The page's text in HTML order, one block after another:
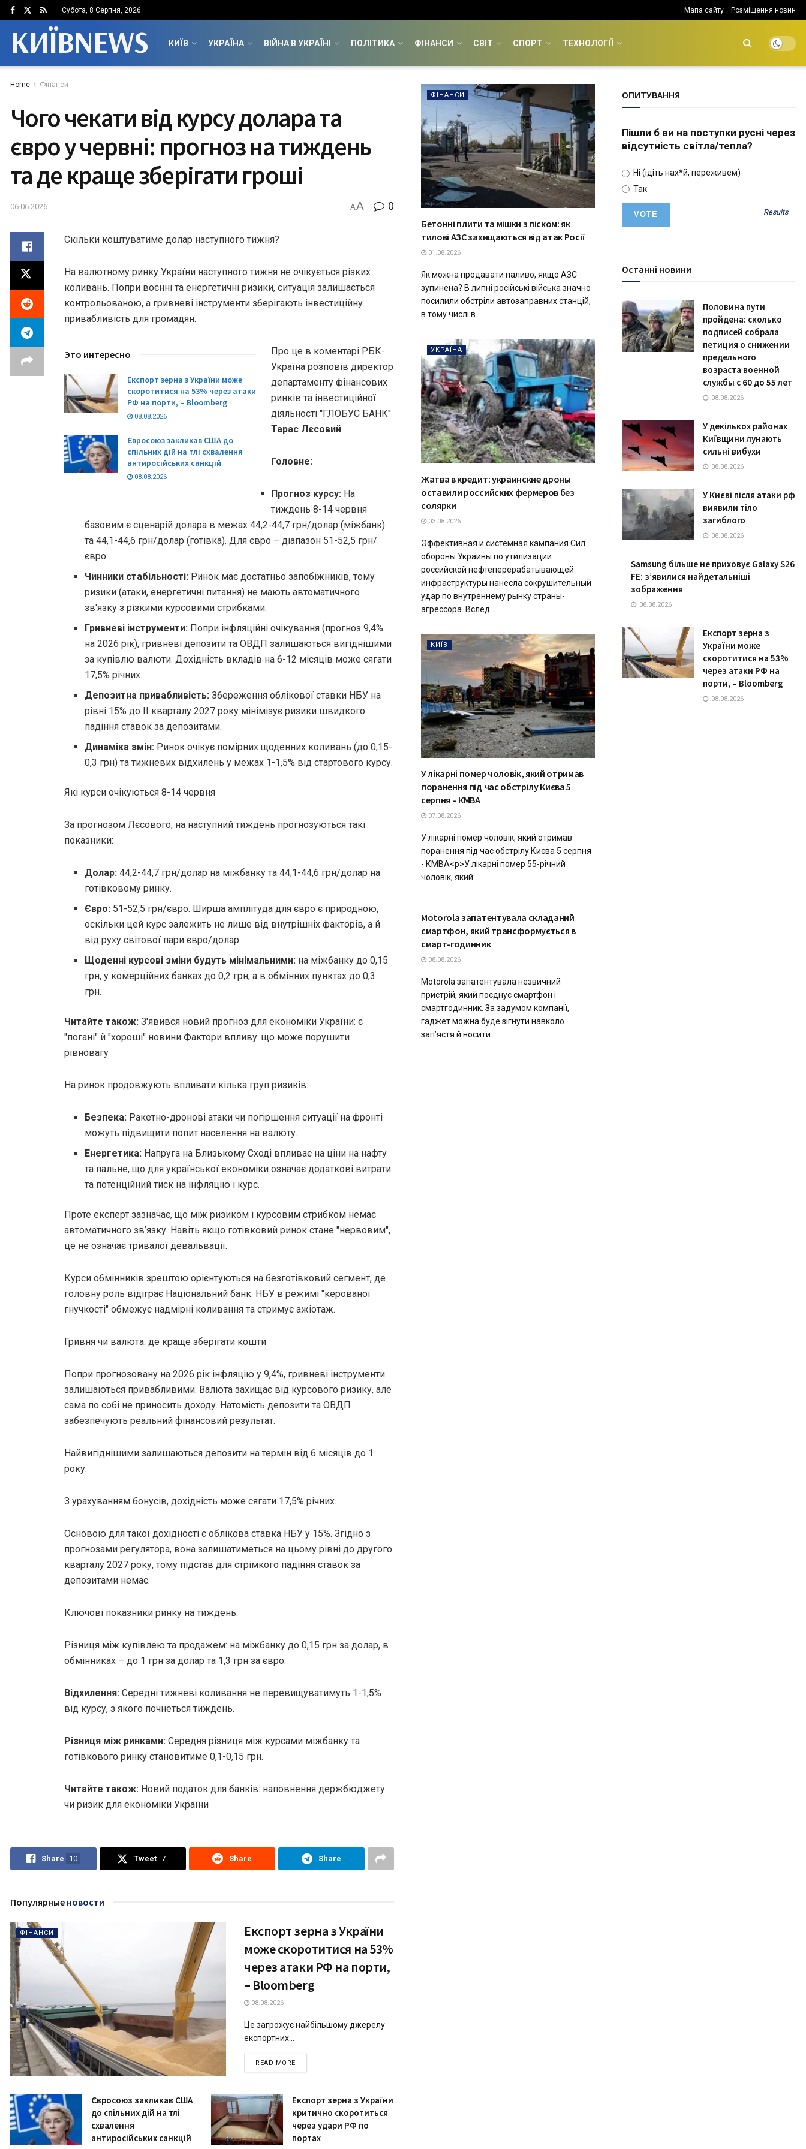
Субота, 8 Серпня, 2026 Мапа сайту Розміщення новин
КИЇВNEWS КИЇВ УКРАЇНА ВІЙНА В УКРАЇНІ ПОЛІТИКА ФІНАНСИ СВІТ СПОРТ ТЕХНОЛОГІЇ
Home Фінанси
Чого чекати від курсу долара та
євро у червні: прогноз на тиждень
та де краще зберігати гроші
06.06.2026 AA 0
Скільки коштуватиме долар наступного тижня?
На валютному ринку України наступного тижня не очікується різких
коливань. Попри воєнні та енергетичні ризики, ситуація залишається
контрольованою, а гривневі інструменти зберігають інвестиційну
привабливість для громадян.
Это интересно
Експорт зерна з України може
скоротитися на 53% через атаки
РФ на порти, – Bloomberg
08.08.2026
Євросоюз закликав США до
спільних дій на тлі схвалення
антиросійських санкцій
08.08.2026
Про це в коментарі РБК-
Україна розповів директор
департаменту фінансових
ринків та інвестиційної
діяльності ''ГЛОБУС БАНК''
Тарас Лєсовий.
Головне:
Прогноз курсу: На
тиждень 8-14 червня
базовим є сценарій долара в межах 44,2-44,7 грн/долар (міжбанк)
та 44,1-44,6 грн/долар (готівка). Для євро – діапазон 51-52,5 грн/
євро.
Чинники стабільності: Ринок має достатньо запобіжників, тому
ризики (атаки, енергетичні питання) не мають автоматичного
зв'язку з різкими курсовими стрибками.
Гривневі інструменти: Попри інфляційні очікування (прогноз 9,4%
на 2026 рік), гривневі депозити та ОВДП залишаються вигіднішими
за купівлю валюти. Дохідність вкладів на 6-12 місяців може сягати
17,5% річних.
Депозитна привабливість: Збереження облікової ставки НБУ на
рівні 15% до II кварталу 2027 року мінімізує ризики швидкого
падіння ставок за депозитами.
Динаміка змін: Ринок очікує помірних щоденних коливань (до 0,15-
0,3 грн) та тижневих відхилень у межах 1-1,5% від стартового курсу.
Які курси очікуються 8-14 червня
За прогнозом Лєсового, на наступний тиждень прогнозуються такі
показники:
Долар: 44,2-44,7 грн/долар на міжбанку та 44,1-44,6 грн/долар на
готівковому ринку.
Євро: 51-52,5 грн/євро. Ширша амплітуда для євро є природною,
оскільки цей курс залежить не лише від внутрішніх факторів, а й
від руху світової пари євро/долар.
Щоденні курсові зміни будуть мінімальними: на міжбанку до 0,15
грн, у комерційних банках до 0,2 грн, а в обмінних пунктах до 0,3
грн.
Читайте також: З'явився новий прогноз для економіки України: є
"погані" й "хороші" новини Фактори впливу: що може порушити
рівновагу
На ринок продовжують впливати кілька груп ризиків:
Безпека: Ракетно-дронові атаки чи погіршення ситуації на фронті
можуть підвищити попит населення на валюту.
Енергетика: Напруга на Близькому Сході впливає на ціни на нафту
та пальне, що для української економіки означає додаткові витрати
та потенційний тиск на інфляцію і курс.
Проте експерт зазначає, що між ризиком і курсовим стрибком немає
автоматичного зв’язку. Навіть якщо готівковий ринок стане "нервовим",
це не означає тривалої девальвації.
Курси обмінників зрештою орієнтуються на безготівковий сегмент, де
головну роль відіграє Національний банк. НБУ в режимі "керованої
гнучкості" обмежує надмірні коливання та стримує ажіотаж.
Гривня чи валюта: де краще зберігати кошти
Попри прогнозовану на 2026 рік інфляцію у 9,4%, гривневі інструменти
залишаються привабливими. Валюта захищає від курсового ризику, але
сама по собі не приносить доходу. Натомість депозити та ОВДП
забезпечують реальний фінансовий результат.
Найвигіднішими залишаються депозити на термін від 6 місяців до 1
року.
З урахуванням бонусів, дохідність може сягати 17,5% річних.
Основою для такої дохідності є облікова ставка НБУ у 15%. Згідно з
прогнозами регулятора, вона залишатиметься на цьому рівні до другого
кварталу 2027 року, тому підстав для стрімкого падіння ставок за
депозитами немає.
Ключові показники ринку на тиждень:
Різниця між купівлею та продажем: на міжбанку до 0,15 грн за долар, в
обмінниках – до 1 грн за долар та 1,3 грн за євро.
Відхилення: Середні тижневі коливання не перевищуватимуть 1-1,5%
від курсу, з якого почнеться тиждень.
Різниця між ринками: Середня різниця між курсами міжбанку та
готівкового ринку становитиме 0,1-0,15 грн.
Читайте також: Новий податок для банків: наповнення держбюджету
чи ризик для економіки України
Share 10 Tweet 7 Share Share
Популярные новости
ФІНАНСИ
Експорт зерна з України
може скоротитися на 53%
через атаки РФ на порти,
– Bloomberg
08.08.2026
Це загрожує найбільшому джерелу
експортних...
READ MOREDETAILS
Євросоюз закликав США
до спільних дій на тлі
схвалення
антиросійських санкцій
Експорт зерна з України
критично скоротиться
через удари РФ по
портах
ФІНАНСИ
Бетонні плити та мішки з піском: як
тилові АЗС захищаються від атак Росії
01.08.2026
Як можна продавати паливо, якщо АЗС
зупинена? В липні російські війська значно
посилили обстріли автозаправних станцій,
в тому числі в...
УКРАЇНА
Жатва в кредит: украинские дроны
оставили российских фермеров без
солярки
03.08.2026
Эффективная и системная кампания Сил
обороны Украины по утилизации
российской нефтеперерабатывающей
инфраструктуры нанесла сокрушительный
удар по внутреннему рынку страны-
агрессора. Вслед...
КИЇВ
У лікарні помер чоловік, який отримав
поранення під час обстрілу Києва 5
серпня – КМВА
07.08.2026
У лікарні помер чоловік, який отримав
поранення під час обстрілу Києва 5 серпня
- КМВА<p>У лікарні помер 55-річний
чоловік, який...
ТЕХНОЛОГІЇ
Motorola запатентувала складаний
смартфон, який трансформується в
смарт-годинник
08.08.2026
Motorola запатентувала незвичний
пристрій, який поєднує смартфон і
смартгодинник. За задумом компанії,
гаджет можна буде зігнути навколо
зап’ястя й носити...
ОПИТУВАННЯ
Пішли б ви на поступки русні через
відсутність світла/тепла?
Ні (ідіть нах*й, переживем)
Так
Results
Останні новини
Половина пути
пройдена: сколько
подписей собрала
петиция о снижении
предельного
возраста военной
службы с 60 до 55 лет
08.08.2026
У декількох районах
Київщини лунають
сильні вибухи
08.08.2026
У Києві після атаки рф
виявили тіло
загиблого
08.08.2026
Samsung більше не приховує Galaxy S26
FE: з’явилися найдетальніші
зображення
08.08.2026
Експорт зерна з
України може
скоротитися на 53%
через атаки РФ на
порти, – Bloomberg
08.08.2026